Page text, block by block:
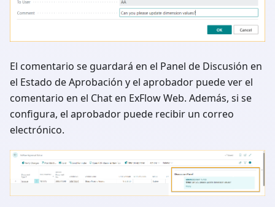
El comentario se guardará en el Panel de Discusión en
el Estado de Aprobación y el aprobador puede ver el
comentario en el Chat en ExFlow Web. Además, si se
configura, el aprobador puede recibir un correo
electrónico.